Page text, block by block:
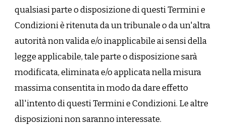
qualsiasi parte o disposizione di questi Termini e
Condizioni è ritenuta da un tribunale o da un'altra
autorità non valida e/o inapplicabile ai sensi della
legge applicabile, tale parte o disposizione sarà
modificata, eliminata e/o applicata nella misura
massima consentita in modo da dare effetto
all'intento di questi Termini e Condizioni. Le altre
disposizioni non saranno interessate.